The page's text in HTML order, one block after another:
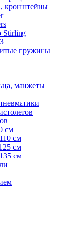
кронштейны
Stirling
пружины
манжеты
см
см
см
см